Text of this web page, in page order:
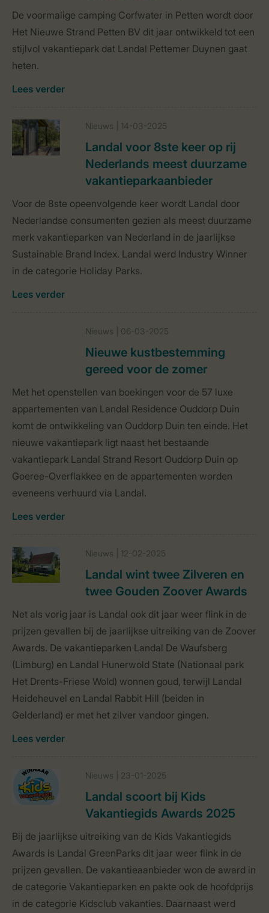
De voormalige camping Corfwater in Petten wordt door
Het Nieuwe Strand Petten BV dit jaar ontwikkeld tot een
stijlvol vakantiepark dat Landal Pettemer Duynen gaat
heten.
Lees verder
Nieuws | 14-03-2025
Landal voor 8ste keer op rij
Nederlands meest duurzame
vakantieparkaanbieder
Voor de 8ste opeenvolgende keer wordt Landal door
Nederlandse consumenten gezien als meest duurzame
merk vakantieparken van Nederland in de jaarlijkse
Sustainable Brand Index. Landal werd Industry Winner
in de categorie Holiday Parks.
Lees verder
Nieuws | 06-03-2025
Nieuwe kustbestemming
gereed voor de zomer
Met het openstellen van boekingen voor de 57 luxe
appartementen van Landal Residence Ouddorp Duin
komt de ontwikkeling van Ouddorp Duin ten einde. Het
nieuwe vakantiepark ligt naast het bestaande
vakantiepark Landal Strand Resort Ouddorp Duin op
Goeree-Overflakkee en de appartementen worden
eveneens verhuurd via Landal.
Lees verder
Nieuws | 12-02-2025
Landal wint twee Zilveren en
twee Gouden Zoover Awards
Net als vorig jaar is Landal ook dit jaar weer flink in de
prijzen gevallen bij de jaarlijkse uitreiking van de Zoover
Awards. De vakantieparken Landal De Waufsberg
(Limburg) en Landal Hunerwold State (Nationaal park
Het Drents-Friese Wold) wonnen goud, terwijl Landal
Heideheuvel en Landal Rabbit Hill (beiden in
Gelderland) er met het zilver vandoor gingen.
Lees verder
Nieuws | 23-01-2025
Landal scoort bij Kids
Vakantiegids Awards 2025
Bij de jaarlijkse uitreiking van de Kids Vakantiegids
Awards is Landal GreenParks dit jaar weer flink in de
prijzen gevallen. De vakantieaanbieder won de award in
de categorie Vakantieparken en pakte ook de hoofdprijs
in de categorie Kidsclub vakanties. Daarnaast werd